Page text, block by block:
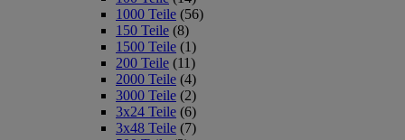
1000 Teile (56)
150 Teile (8)
1500 Teile (1)
200 Teile (11)
2000 Teile (4)
3000 Teile (2)
3x24 Teile (6)
3x48 Teile (7)